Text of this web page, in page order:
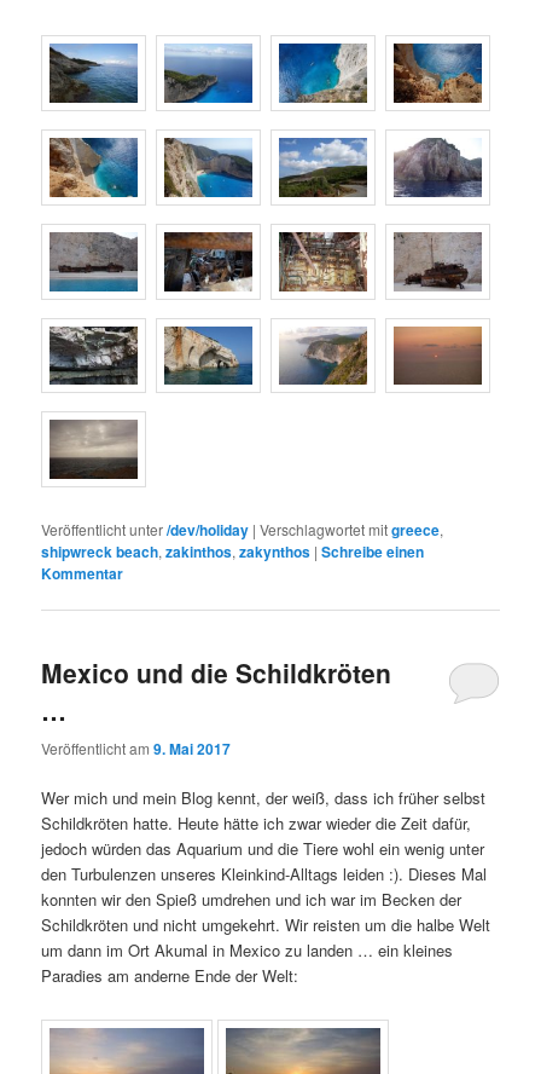
Veröffentlicht unter/dev/holiday |Verschlagwortet mitgreece,
shipwreck beach,zakinthos,zakynthos |Schreibe einen
Kommentar
Mexico und die Schildkröten
…
Veröffentlicht am9. Mai 2017
Wer mich und mein Blog kennt, der weiß, dass ich früher selbst
Schildkröten hatte. Heute hätte ich zwar wieder die Zeit dafür,
jedoch würden das Aquarium und die Tiere wohl ein wenig unter
den Turbulenzen unseres Kleinkind-Alltags leiden :). Dieses Mal
konnten wir den Spieß umdrehen und ich war im Becken der
Schildkröten und nicht umgekehrt. Wir reisten um die halbe Welt
um dann im Ort Akumal in Mexico zu landen … ein kleines
Paradies am anderne Ende der Welt: